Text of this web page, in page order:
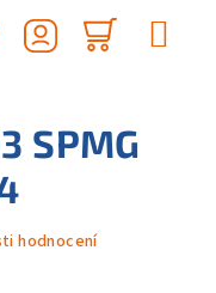
Hledat
košík
SPMG
hodnocení